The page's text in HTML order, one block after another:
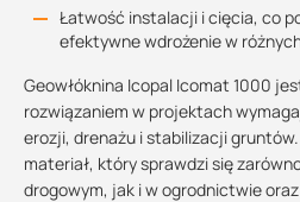
Łatwość instalacji i cięcia, co
efektywne wdrożenie w
Geowłóknina Icopal Icomat 1000
rozwiązaniem w projektach
erozji, drenażu i stabilizacji
materiał, który sprawdzi się
drogowym, jak i w ogrodnictwie